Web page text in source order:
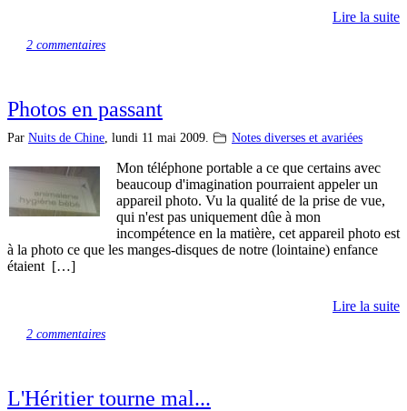
Lire la suite
2 commentaires
Photos en passant
Par Nuits de Chine lundi 11 mai 2009. Notes diverses et avariées
Mon téléphone portable a ce que certains avec
beaucoup d'imagination pourraient appeler un
appareil photo. Vu la qualité de la prise de vue,
qui n'est pas uniquement dûe à mon
incompétence en la matière, cet appareil photo est
à la photo ce que les manges-disques de notre (lointaine) enfance
étaient […]
Lire la suite
2 commentaires
L'Héritier tourne mal...